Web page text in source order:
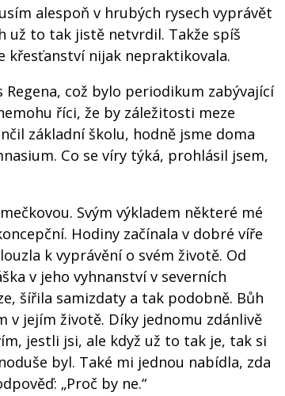
alespoň v hrubých rysech vyprávět
už to tak jistě netvrdil. Takže spíš
křesťanství nijak nepraktikovala.
což bylo periodikum zabývající
říci, že by záležitosti meze
základní školu, hodně jsme doma
Co se víry týká, prohlásil jsem,
Svým výkladem některé mé
Hodiny začínala v dobré víře
k vyprávění o svém životě. Od
v jeho vyhnanství v severních
šířila samizdaty a tak podobně. Bůh
jejím životě. Díky jednomu zdánlivě
jestli jsi, ale když už to tak je, tak si
byl. Také mi jednou nabídla, zda
„Proč by ne.“